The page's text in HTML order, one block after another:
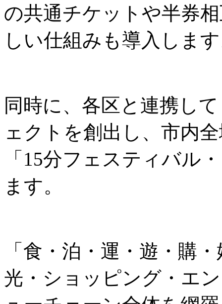
の共通チケットや半券
しい仕組みも導入しま
同時に、各区と連携し
ェクトを創出し、市内
「15分フェスティバル
ます。
「食・泊・運・遊・購
光・ショッピング・エ